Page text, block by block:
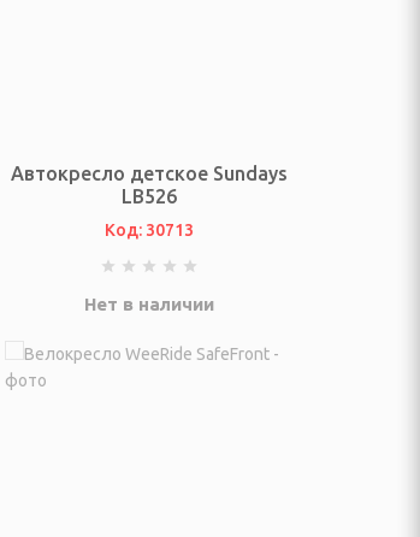
Автокресло детское Sundays
LB526
Код: 30713
Нет в наличии